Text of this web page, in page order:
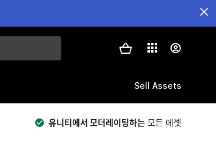
Sell Assets
유니티에서 모더레이팅하는 모든 에셋